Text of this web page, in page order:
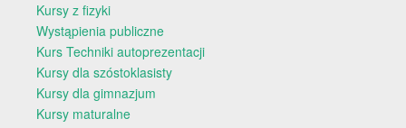
Kursy z fizyki
Wystąpienia publiczne
Kurs Techniki autoprezentacji
Kursy dla szóstoklasisty
Kursy dla gimnazjum
Kursy maturalne